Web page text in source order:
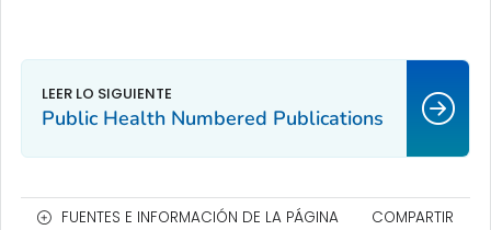
Public Health Numbered Publications
FUENTES E INFORMACIÓN DE LA PÁGINA COMPARTIR